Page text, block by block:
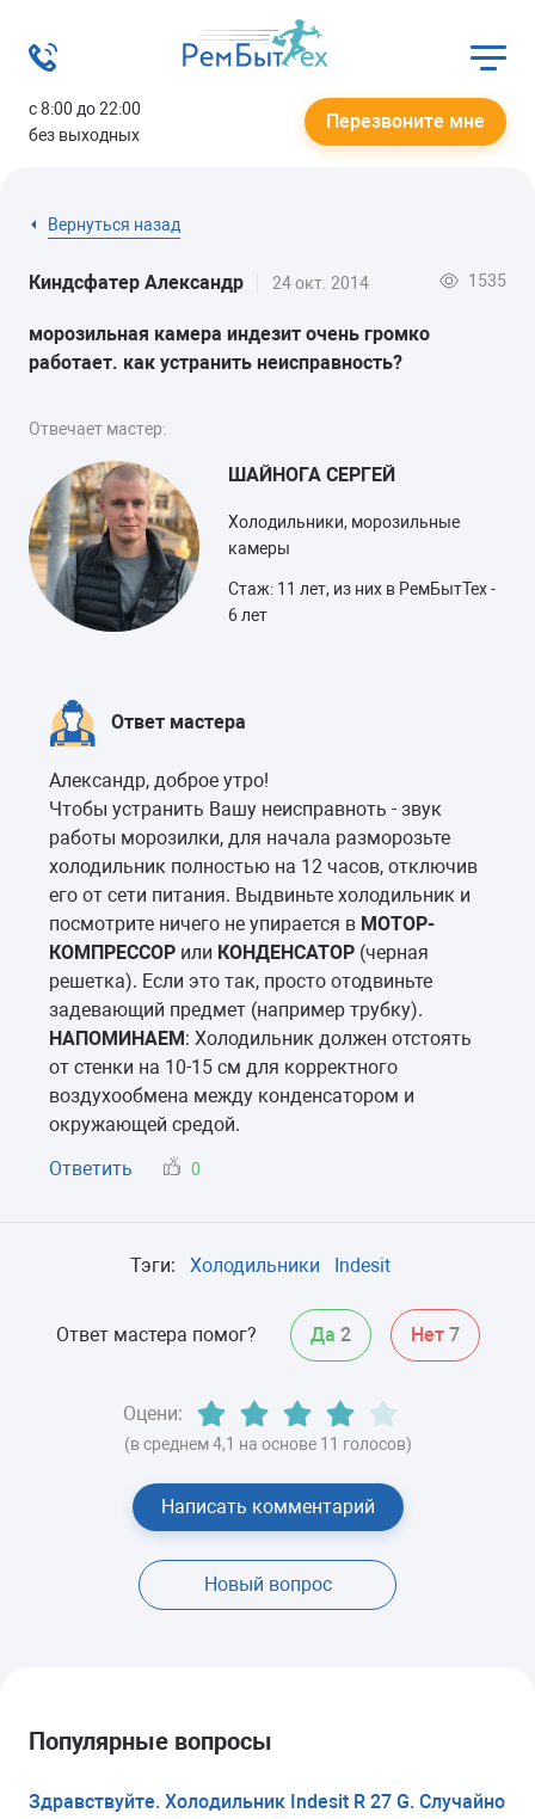
с 8:00 до 22:00
без выходных
Перезвоните мне
Вернуться назад
Киндсфатер Александр 24 окт. 2014 1535
морозильная камера индезит очень громко
работает. как устранить неисправность?
Отвечает мастер:
ШАЙНОГА СЕРГЕЙ
Холодильники, морозильные
камеры
Стаж: 11 лет, из них в РемБытТех -
6 лет
Ответ мастера
Александр, доброе утро!
Чтобы устранить Вашу неисправноть - звук
работы морозилки, для начала разморозьте
холодильник полностью на 12 часов, отключив
его от сети питания. Выдвиньте холодильник и
посмотрите ничего не упирается в МОТОР-
КОМПРЕССОР или КОНДЕНСАТОР (черная
решетка). Если это так, просто отодвиньте
задевающий предмет (например трубку).
НАПОМИНАЕМ: Холодильник должен отстоять
от стенки на 10-15 см для корректного
воздухообмена между конденсатором и
окружающей средой.
Ответить
0
Тэги: Холодильники Indesit
Ответ мастера помог? Да 2 Нет 7
Оцени:
(в среднем 4,1 на основе 11 голосов)
Написать комментарий
Новый вопрос
Популярные вопросы
Здравствуйте. Холодильник Indesit R 27 G. Случайно